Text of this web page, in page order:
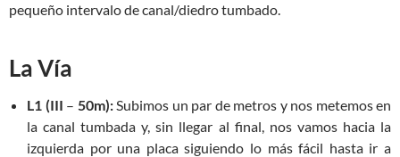
pequeño intervalo de canal/diedro tumbado.
La Vía
L1 (III – 50m):Subimos un par de metros y nos metemos en
la canal tumbada y, sin llegar al final, nos vamos hacia la
izquierda por una placa siguiendo lo más fácil hasta ir a